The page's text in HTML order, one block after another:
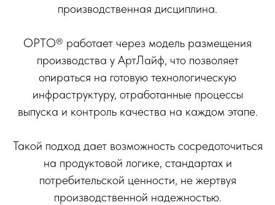
производственная дисциплина.
ОРТО® работает через модель размещения
производства у АртЛайф, что позволяет
опираться на готовую технологическую
инфраструктуру, отработанные процессы
выпуска и контроль качества на каждом этапе.
Такой подход дает возможность сосредоточиться
на продуктовой логике, стандартах и
потребительской ценности, не жертвуя
производственной надежностью.